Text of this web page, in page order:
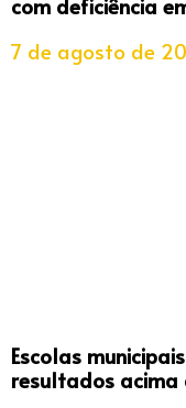
7 de agosto de
Escolas
resultados acima